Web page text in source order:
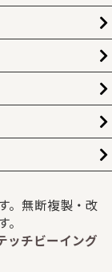
。無断複製・改
ッチビーイング